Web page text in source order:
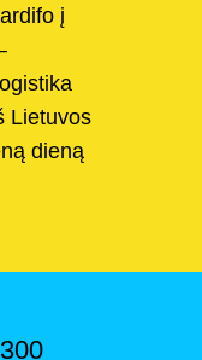
į
Lietuvos
dieną